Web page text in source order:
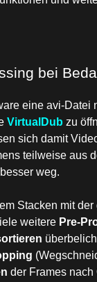
bei
eine avi-Datei
VirtualDub zu
sich damit
teilweise aus
weg.
Stacken mit
weitere Pre-
der Frames